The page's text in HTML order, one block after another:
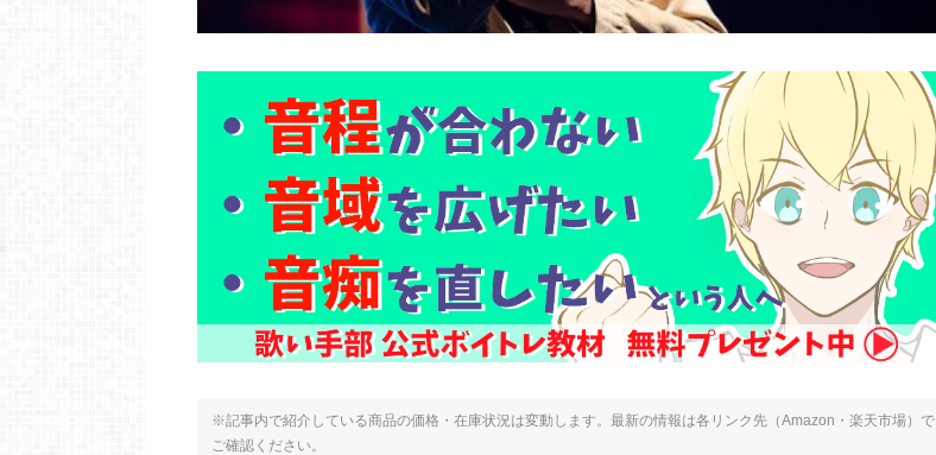
※記事内で紹介している商品の価格・在庫状況は変動します。最新の情報は各リンク先（Amazon・楽天市場）で
ご確認ください。